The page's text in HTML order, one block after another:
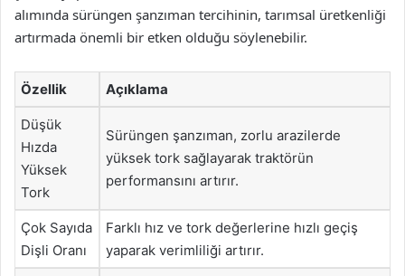
alımında sürüngen şanzıman tercihinin, tarımsal üretkenliği
artırmada önemli bir etken olduğu söylenebilir.
Özellik Açıklama
Düşük
Hızda
Yüksek
Tork
Sürüngen şanzıman, zorlu arazilerde
yüksek tork sağlayarak traktörün
performansını artırır.
Çok Sayıda
Dişli Oranı
Farklı hız ve tork değerlerine hızlı geçiş
yaparak verimliliği artırır.